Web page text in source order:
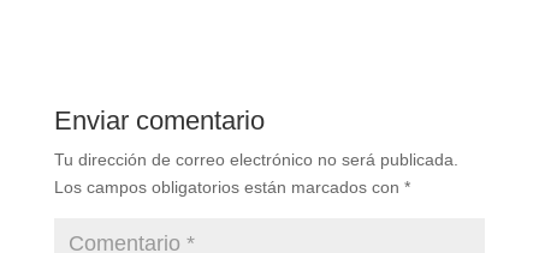
Enviar comentario
Tu dirección de correo electrónico no será publicada.
Los campos obligatorios están marcados con *